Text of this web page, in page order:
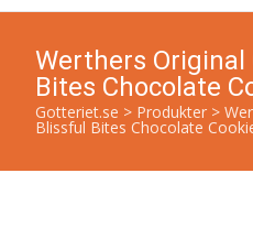
Werthers
Bites Chocolate
Gotteriet.se > Produkter >
Blissful Bites Chocolate